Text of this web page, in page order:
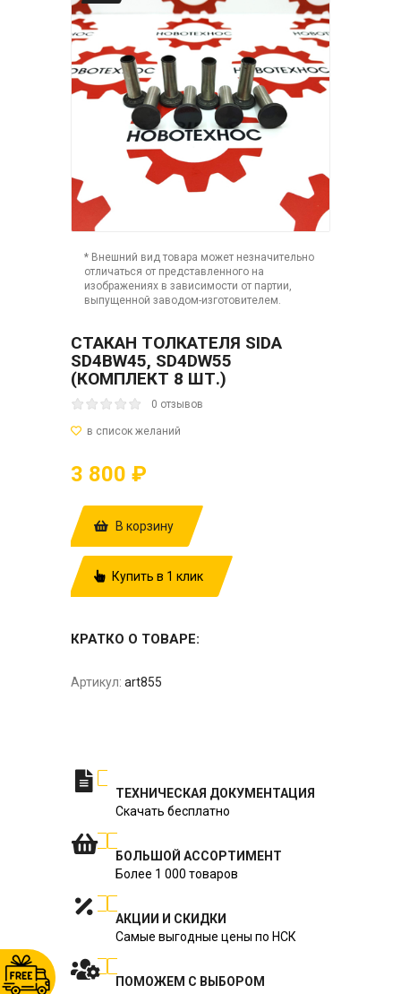
* Внешний вид товара может незначительно
отличаться от представленного на
изображениях в зависимости от партии,
выпущенной заводом-изготовителем.
СТАКАН ТОЛКАТЕЛЯ SIDA
SD4BW45, SD4DW55
(КОМПЛЕКТ 8 ШТ.)
0 отзывов
3 800 ₽
В корзину
Купить в 1 клик
КРАТКО О ТОВАРЕ:
Артикул: art855
ТЕХНИЧЕСКАЯ ДОКУМЕНТАЦИЯ
Скачать бесплатно
БОЛЬШОЙ АССОРТИМЕНТ
Более 1 000 товаров
АКЦИИ И СКИДКИ
Самые выгодные цены по НСК
ПОМОЖЕМ С ВЫБОРОМ